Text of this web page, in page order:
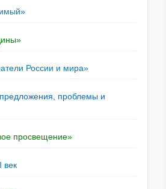
России и мира»
проблемы и
просвещение»
век